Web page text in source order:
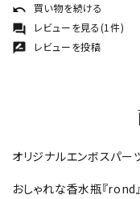
undo 買い物を続ける
forum レビューを見る(1件)
rate_review レビューを投稿
オリジナルエンボスパ
おしゃれな香水瓶『